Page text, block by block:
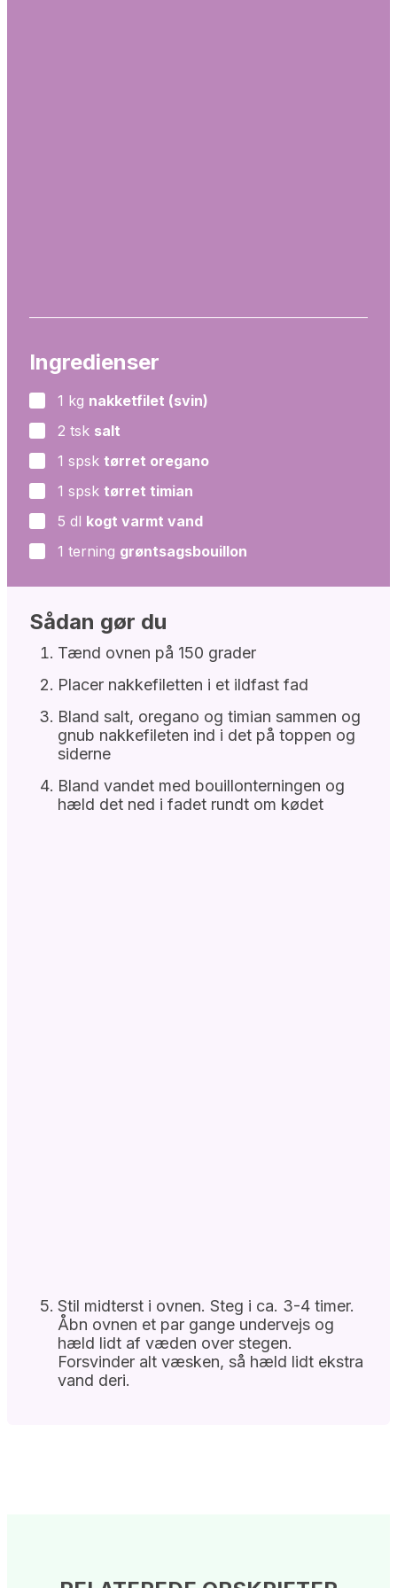
Ingredienser
▢
1 kg nakketfilet (svin)
▢
2 tsk salt
▢
1 spsk tørret oregano
▢
1 spsk tørret timian
▢
5 dl kogt varmt vand
▢
1 terning grøntsagsbouillon
Sådan gør du
Tænd ovnen på 150 grader
Placer nakkefiletten i et ildfast fad
Bland salt, oregano og timian sammen og
gnub nakkefileten ind i det på toppen og
siderne
Bland vandet med bouillonterningen og
hæld det ned i fadet rundt om kødet
Stil midterst i ovnen. Steg i ca. 3-4 timer.
Åbn ovnen et par gange undervejs og
hæld lidt af væden over stegen.
Forsvinder alt væsken, så hæld lidt ekstra
vand deri.